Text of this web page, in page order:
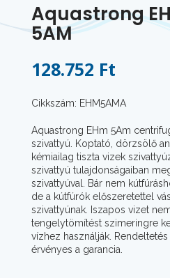
Aquastrong
5AM
128.752 Ft
Cikkszám: EHM5AMA
Aquastrong EHm 5Am
szivattyú. Koptató, dörzsölő
kémiailag tiszta vizek
szivattyú tulajdonságaiban
szivattyúval. Bár nem
de a kútfúrók előszeretettel
szivattyúnak. Iszapos vizet
tengelytömítést szimeringre
vízhez használják.
érvényes a garancia.